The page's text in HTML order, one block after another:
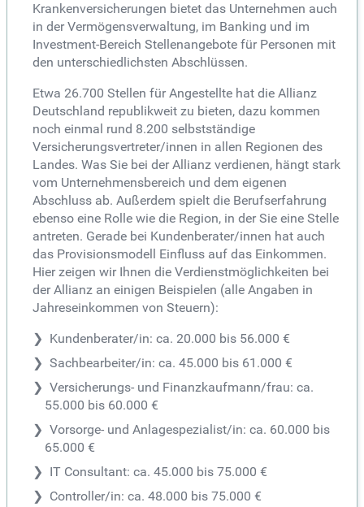
Krankenversicherungen bietet das Unternehmen auch
in der Vermögensverwaltung, im Banking und im
Investment-Bereich Stellenangebote für Personen mit
den unterschiedlichsten Abschlüssen.
Etwa 26.700 Stellen für Angestellte hat die Allianz
Deutschland republikweit zu bieten, dazu kommen
noch einmal rund 8.200 selbstständige
Versicherungsvertreter/innen in allen Regionen des
Landes. Was Sie bei der Allianz verdienen, hängt stark
vom Unternehmensbereich und dem eigenen
Abschluss ab. Außerdem spielt die Berufserfahrung
ebenso eine Rolle wie die Region, in der Sie eine Stelle
antreten. Gerade bei Kundenberater/innen hat auch
das Provisionsmodell Einfluss auf das Einkommen.
Hier zeigen wir Ihnen die Verdienstmöglichkeiten bei
der Allianz an einigen Beispielen (alle Angaben in
Jahreseinkommen von Steuern):
Kundenberater/in: ca. 20.000 bis 56.000 €
Sachbearbeiter/in: ca. 45.000 bis 61.000 €
Versicherungs- und Finanzkaufmann/frau: ca.
55.000 bis 60.000 €
Vorsorge- und Anlagespezialist/in: ca. 60.000 bis
65.000 €
IT Consultant: ca. 45.000 bis 75.000 €
Controller/in: ca. 48.000 bis 75.000 €